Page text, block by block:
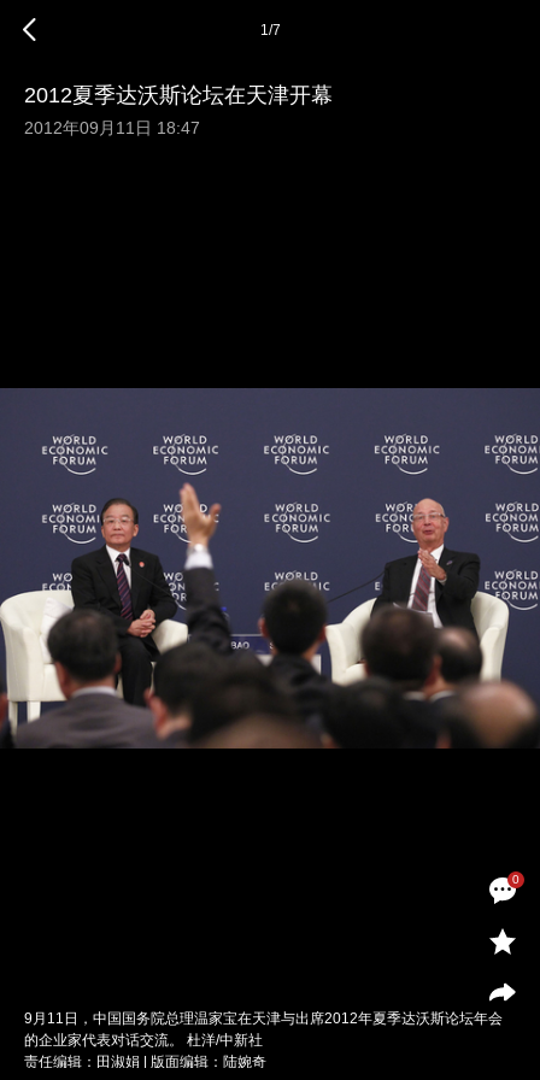
0
1/7
2012夏季达沃斯论坛在天津开幕
2012年09月11日 18:47
9月11日，中国国务院总理温家宝在天津与出席2012年夏季达沃斯论坛年会
的企业家代表对话交流。 杜洋/中新社
责任编辑：田淑娟 | 版面编辑：陆婉奇